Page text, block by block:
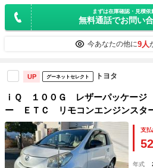
まずは在庫確認・見積依
無料通話でお問い
今あなたの他に9人
UP グーネットセレクト トヨタ
ｉＱ １００Ｇ レザーパッケー
ー ＥＴＣ リモコンエンジンスタ
支
年式